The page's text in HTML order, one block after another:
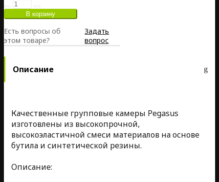
Есть вопросы об
этом товаре?
Задать
вопрос
Описание
Качественные групповые камеры Pegasus
изготовлены из высокопрочной,
высокоэластичной смеси материалов на основе
бутила и синтетической резины.
Описание: